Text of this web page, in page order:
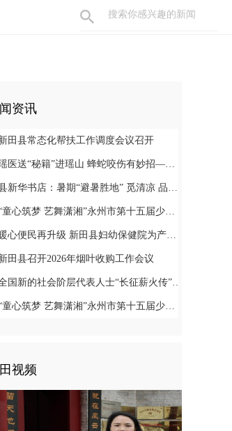
资讯
田县常态化帮扶工作调度会议召开
医送“秘籍”进瑶山 蜂蛇咬伤有妙招——新田县起头岭村这场养生讲座接地气又实用
新华书店：暑期“避暑胜地” 觅清凉 品书香
心筑梦 艺舞潇湘”永州市第十五届少儿音乐舞蹈大赛决赛在新田圆满落幕
心便民再升级 新田县妇幼保健院为产检孕妇提供免费早餐
田县召开2026年烟叶收购工作会议
国新的社会阶层代表人士“长征薪火传”来新宣介
心筑梦 艺舞潇湘”永州市第十五届少儿音乐舞蹈大赛新田县选拔赛正式开赛
视频